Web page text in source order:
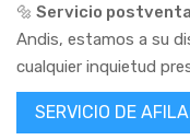
🔩 Servicio
Andis, estamos a su
cualquier inquietud
SERVICIO DE